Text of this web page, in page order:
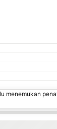
menemukan